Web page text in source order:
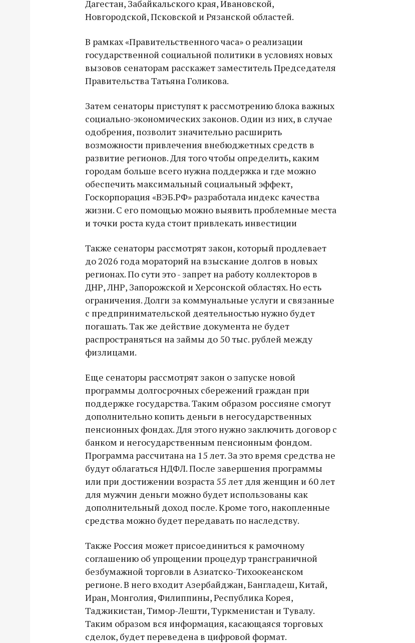
Дагестан, Забайкальского края, Ивановской,
Новгородской, Псковской и Рязанской областей.
В рамках «Правительственного часа» о реализации
государственной социальной политики в условиях новых
вызовов сенаторам расскажет заместитель Председателя
Правительства Татьяна Голикова.
Затем сенаторы приступят к рассмотрению блока важных
социально-экономических законов. Один из них, в случае
одобрения, позволит значительно расширить
возможности привлечения внебюджетных средств в
развитие регионов. Для того чтобы определить, каким
городам больше всего нужна поддержка и где можно
обеспечить максимальный социальный эффект,
Госкорпорация «ВЭБ.РФ» разработала индекс качества
жизни. С его помощью можно выявить проблемные места
и точки роста куда стоит привлекать инвестиции
Также сенаторы рассмотрят закон, который продлевает
до 2026 года мораторий на взыскание долгов в новых
регионах. По сути это - запрет на работу коллекторов в
ДНР, ЛНР, Запорожской и Херсонской областях. Но есть
ограничения. Долги за коммунальные услуги и связанные
с предпринимательской деятельностью нужно будет
погашать. Так же действие документа не будет
распространяться на займы до 50 тыс. рублей между
физлицами.
Еще сенаторы рассмотрят закон о запуске новой
программы долгосрочных сбережений граждан при
поддержке государства. Таким образом россияне смогут
дополнительно копить деньги в негосударственных
пенсионных фондах. Для этого нужно заключить договор с
банком и негосударственным пенсионным фондом.
Программа рассчитана на 15 лет. За это время средства не
будут облагаться НДФЛ. После завершения программы
или при достижении возраста 55 лет для женщин и 60 лет
для мужчин деньги можно будет использованы как
дополнительный доход после. Кроме того, накопленные
средства можно будет передавать по наследству.
Также Россия может присоединиться к рамочному
соглашению об упрощении процедур трансграничной
безбумажной торговли в Азиатско-Тихоокеанском
регионе. В него входит Азербайджан, Бангладеш, Китай,
Иран, Монголия, Филиппины, Республика Корея,
Таджикистан, Тимор-Лешти, Туркменистан и Тувалу.
Таким образом вся информация, касающаяся торговых
сделок, будет переведена в цифровой формат.
18:30 10 сентября 2025
Владимир Якушев сопровождает грузы
спецоперации.